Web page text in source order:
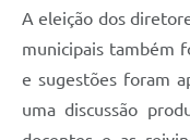
A eleição dos
municipais também
e sugestões foram
uma discussão